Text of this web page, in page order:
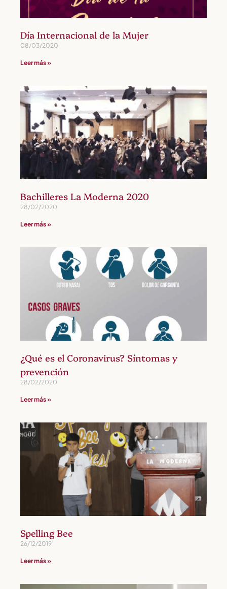
Día Internacional de la Mujer
08/03/2020
Leer más »
Bachilleres La Moderna 2020
28/02/2020
Leer más »
¿Qué es el Coronavirus? Síntomas y
prevención
28/02/2020
Leer más »
Spelling Bee
26/12/2019
Leer más »